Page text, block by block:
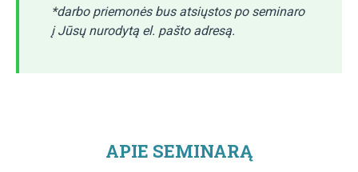
*darbo priemonės bus atsiųstos po seminaro
į Jūsų nurodytą el. pašto adresą.
APIE SEMINARĄ